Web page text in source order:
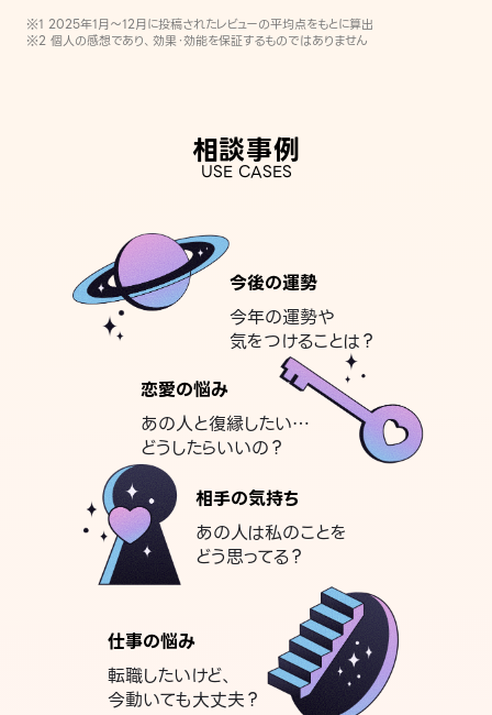
※1 2025年1月〜12月に投稿されたレビューの平均点をもとに算出
※2 個人の感想であり、効果・効能を保証するものではありません
相談事例
USE CASES
今後の運勢
今年の運勢や
気をつけることは？
恋愛の悩み
あの人と復縁したい…
どうしたらいいの？
相手の気持ち
あの人は私のことを
どう思ってる？
仕事の悩み
転職したいけど、
今動いても大丈夫？